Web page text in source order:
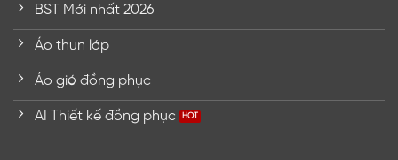
BST Mới nhất 2026
Áo thun lớp
Áo gió đồng phục
AI Thiết kế đồng phục